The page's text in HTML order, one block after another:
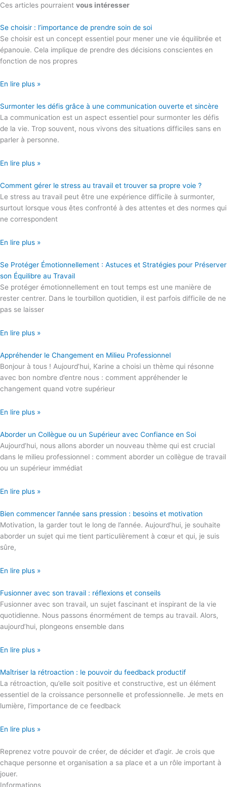
Ces articles pourraient vous intéresser
Se choisir : l’importance de prendre soin de soi
Se choisir est un concept essentiel pour mener une vie équilibrée et
épanouie. Cela implique de prendre des décisions conscientes en
fonction de nos propres
En lire plus »
Surmonter les défis grâce à une communication ouverte et sincère
La communication est un aspect essentiel pour surmonter les défis
de la vie. Trop souvent, nous vivons des situations difficiles sans en
parler à personne.
En lire plus »
Comment gérer le stress au travail et trouver sa propre voie ?
Le stress au travail peut être une expérience difficile à surmonter,
surtout lorsque vous êtes confronté à des attentes et des normes qui
ne correspondent
En lire plus »
Se Protéger Émotionnellement : Astuces et Stratégies pour Préserver
son Équilibre au Travail
Se protéger émotionnellement en tout temps est une manière de
rester centrer. Dans le tourbillon quotidien, il est parfois difficile de ne
pas se laisser
En lire plus »
Appréhender le Changement en Milieu Professionnel
Bonjour à tous ! Aujourd’hui, Karine a choisi un thème qui résonne
avec bon nombre d’entre nous : comment appréhender le
changement quand votre supérieur
En lire plus »
Aborder un Collègue ou un Supérieur avec Confiance en Soi
Aujourd’hui, nous allons aborder un nouveau thème qui est crucial
dans le milieu professionnel : comment aborder un collègue de travail
ou un supérieur immédiat
En lire plus »
Bien commencer l’année sans pression : besoins et motivation
Motivation, la garder tout le long de l’année. Aujourd’hui, je souhaite
aborder un sujet qui me tient particulièrement à cœur et qui, je suis
sûre,
En lire plus »
Fusionner avec son travail : réflexions et conseils
Fusionner avec son travail, un sujet fascinant et inspirant de la vie
quotidienne. Nous passons énormément de temps au travail. Alors,
aujourd’hui, plongeons ensemble dans
En lire plus »
Maîtriser la rétroaction : le pouvoir du feedback productif
La rétroaction, qu’elle soit positive et constructive, est un élément
essentiel de la croissance personnelle et professionnelle. Je mets en
lumière, l’importance de ce feedback
En lire plus »
Reprenez votre pouvoir de créer, de décider et d’agir. Je crois que
chaque personne et organisation a sa place et a un rôle important à
jouer.
Informations